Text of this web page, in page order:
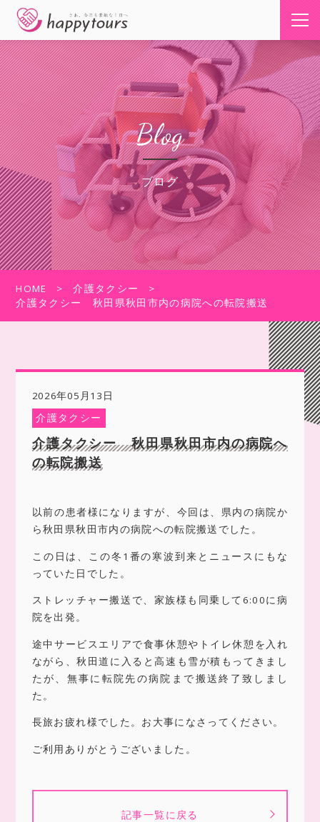
Blog
ブログ
HOME
介護タクシー
介護タクシー 秋田県秋田市内の病院への転院搬送
2026年05月13日
介護タクシー
介護タクシー 秋田県秋田市内の病院へ
の転院搬送
以前の患者様になりますが、今回は、県内の病院か
ら秋田県秋田市内の病院への転院搬送でした。
この日は、この冬1番の寒波到来とニュースにもな
っていた日でした。
ストレッチャー搬送で、家族様も同乗して6:00に病
院を出発。
途中サービスエリアで食事休憩やトイレ休憩を入れ
ながら、秋田道に入ると高速も雪が積もってきまし
たが、無事に転院先の病院まで搬送終了致しまし
た。
長旅お疲れ様でした。お大事になさってください。
ご利用ありがとうございました。
記事一覧に戻る